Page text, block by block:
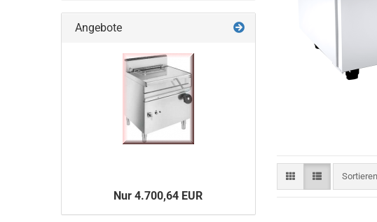
Angebote
Nur 4.700,64 EUR